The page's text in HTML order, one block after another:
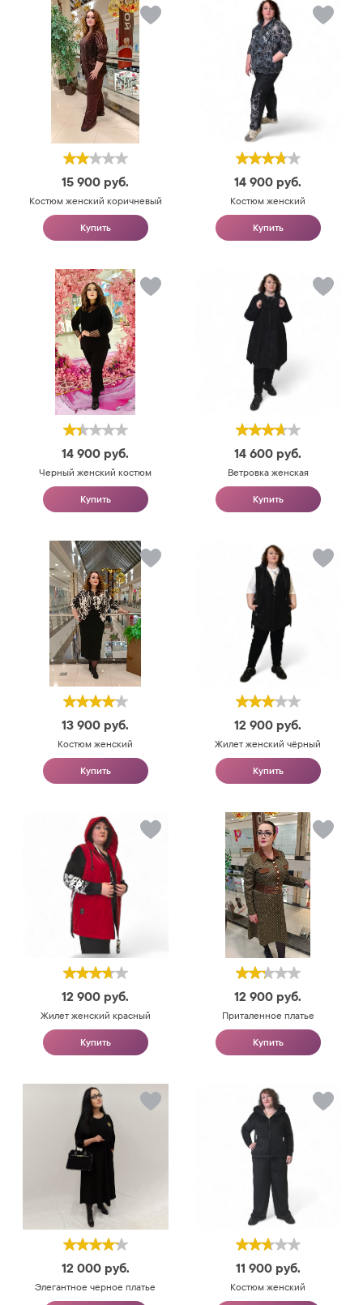
15 900 руб.
Костюм женский коричневый
Купить
14 900 руб.
Костюм женский
Купить
14 900 руб.
Черный женский костюм
Купить
14 600 руб.
Ветровка женская
Купить
13 900 руб.
Костюм женский
Купить
12 900 руб.
Жилет женский чёрный
Купить
12 900 руб.
Жилет женский красный
Купить
12 900 руб.
Приталенное платье
Купить
12 000 руб.
Элегантное черное платье
11 900 руб.
Костюм женский